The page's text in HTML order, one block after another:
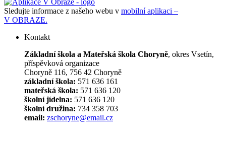
Sledujte informace z našeho webu v mobilní aplikaci –
V OBRAZE.
Kontakt
Základní škola a Mateřská škola Choryně, okres Vsetín,
příspěvková organizace
Choryně 116, 756 42 Choryně
základní škola: 571 636 161
mateřská škola: 571 636 120
školní jídelna: 571 636 120
školní družina: 734 358 703
email: zschoryne@email.cz